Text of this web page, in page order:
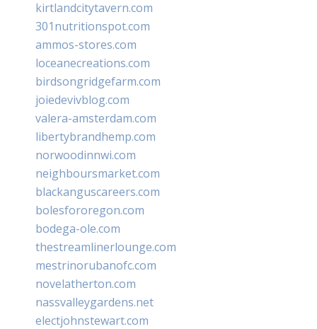
kirtlandcitytavern.com
301nutritionspot.com
ammos-stores.com
loceanecreations.com
birdsongridgefarm.com
joiedevivblog.com
valera-amsterdam.com
libertybrandhemp.com
norwoodinnwi.com
neighboursmarket.com
blackanguscareers.com
bolesfororegon.com
bodega-ole.com
thestreamlinerlounge.com
mestrinorubanofc.com
novelatherton.com
nassvalleygardens.net
electjohnstewart.com